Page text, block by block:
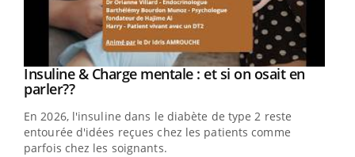
Youtube
Insuline & Charge mentale : et si on osait en
parler??Youtube
En 2026, l'insuline dans le diabète de type 2 reste
entourée d'idées reçues chez les patients comme
parfois chez les soignants.